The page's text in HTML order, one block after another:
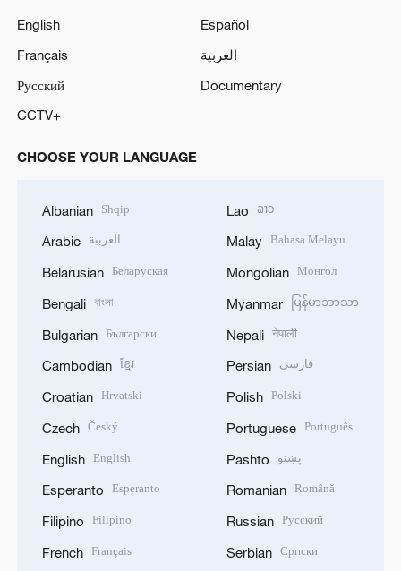
English
Español
Français
العربية
Русский
Documentary
CCTV+
CHOOSE YOUR LANGUAGE
Albanian Shqip
Arabic العربية
Belarusian Беларуская
Bengali বাংলা
Bulgarian Български
Cambodian ខ្មែរ
Croatian Hrvatski
Czech Český
English English
Esperanto Esperanto
Filipino Filipino
French Français
Lao ລາວ
Malay Bahasa Melayu
Mongolian Монгол
Myanmar မြန်မာဘာသာ
Nepali नेपाली
Persian فارسی
Polish Polski
Portuguese Português
Pashto پښتو
Romanian Română
Russian Русский
Serbian Српски